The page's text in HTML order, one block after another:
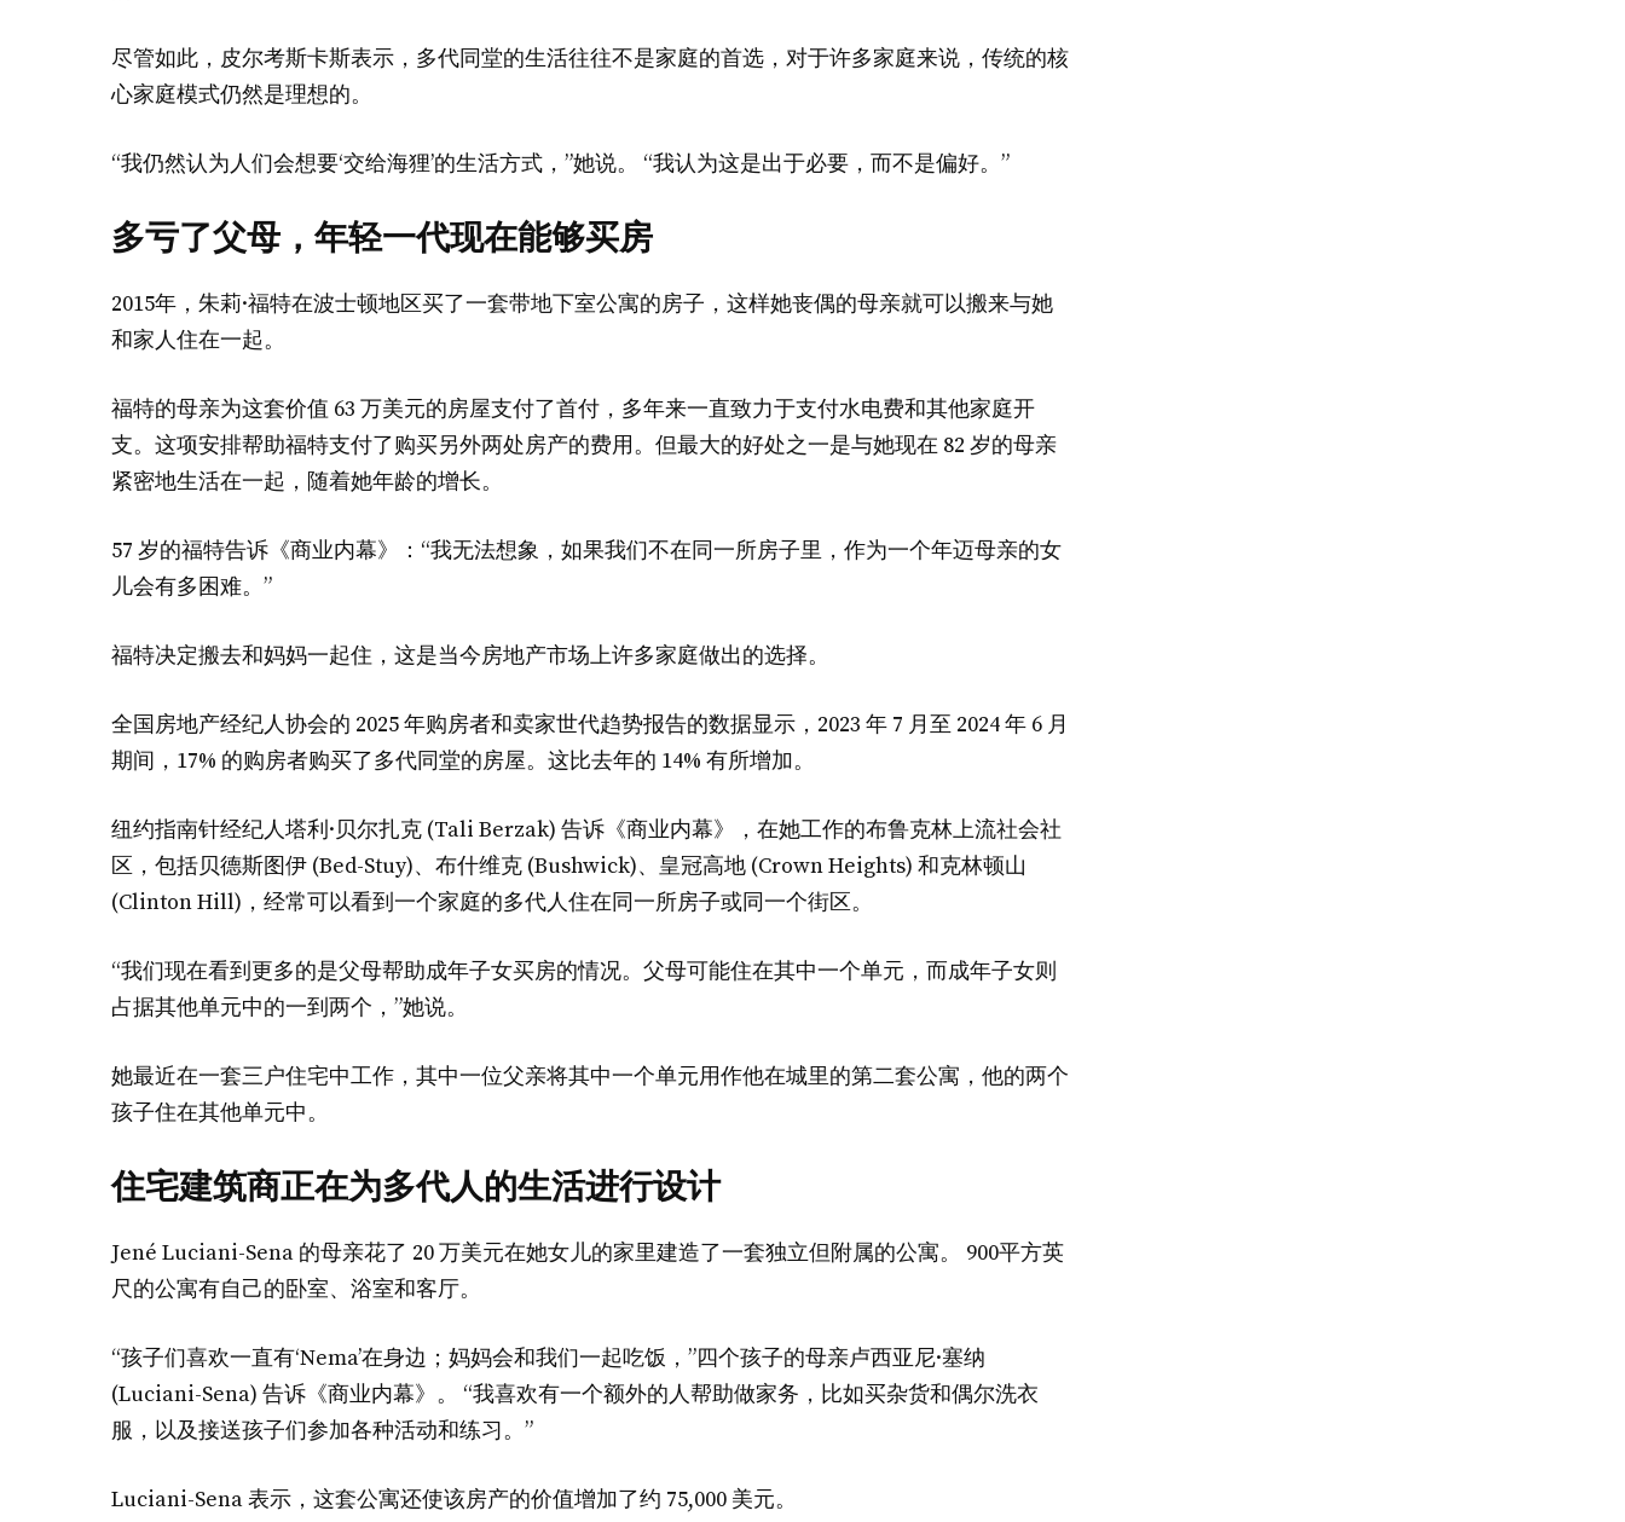
尽管如此，皮尔考斯卡斯表示，多代同堂的生活往往不是家庭的首选，对于许多家庭来说，传统的核
心家庭模式仍然是理想的。
“我仍然认为人们会想要‘交给海狸’的生活方式，”她说。 “我认为这是出于必要，而不是偏好。”
多亏了父母，年轻一代现在能够买房
2015年，朱莉·福特在波士顿地区买了一套带地下室公寓的房子，这样她丧偶的母亲就可以搬来与她
和家人住在一起。
福特的母亲为这套价值 63 万美元的房屋支付了首付，多年来一直致力于支付水电费和其他家庭开
支。这项安排帮助福特支付了购买另外两处房产的费用。但最大的好处之一是与她现在 82 岁的母亲
紧密地生活在一起，随着她年龄的增长。
57 岁的福特告诉《商业内幕》：“我无法想象，如果我们不在同一所房子里，作为一个年迈母亲的女
儿会有多困难。”
福特决定搬去和妈妈一起住，这是当今房地产市场上许多家庭做出的选择。
全国房地产经纪人协会的 2025 年购房者和卖家世代趋势报告的数据显示，2023 年 7 月至 2024 年 6 月
期间，17% 的购房者购买了多代同堂的房屋。这比去年的 14% 有所增加。
纽约指南针经纪人塔利·贝尔扎克 (Tali Berzak) 告诉《商业内幕》，在她工作的布鲁克林上流社会社
区，包括贝德斯图伊 (Bed-Stuy)、布什维克 (Bushwick)、皇冠高地 (Crown Heights) 和克林顿山
(Clinton Hill)，经常可以看到一个家庭的多代人住在同一所房子或同一个街区。
“我们现在看到更多的是父母帮助成年子女买房的情况。父母可能住在其中一个单元，而成年子女则
占据其他单元中的一到两个，”她说。
她最近在一套三户住宅中工作，其中一位父亲将其中一个单元用作他在城里的第二套公寓，他的两个
孩子住在其他单元中。
住宅建筑商正在为多代人的生活进行设计
Jené Luciani-Sena 的母亲花了 20 万美元在她女儿的家里建造了一套独立但附属的公寓。 900平方英
尺的公寓有自己的卧室、浴室和客厅。
“孩子们喜欢一直有‘Nema’在身边；妈妈会和我们一起吃饭，”四个孩子的母亲卢西亚尼·塞纳
(Luciani-Sena) 告诉《商业内幕》。 “我喜欢有一个额外的人帮助做家务，比如买杂货和偶尔洗衣
服，以及接送孩子们参加各种活动和练习。”
Luciani-Sena 表示，这套公寓还使该房产的价值增加了​​约 75,000 美元。